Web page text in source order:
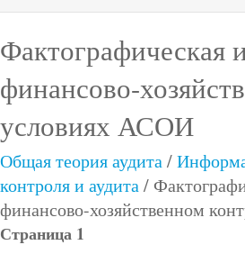
Фактографическая
финансово-
условиях АСОИ
Общая теория аудита/
контроля и аудита/
финансово-хозяйственном
Страница 1